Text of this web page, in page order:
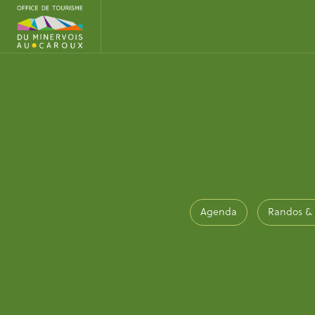
Agenda Randos